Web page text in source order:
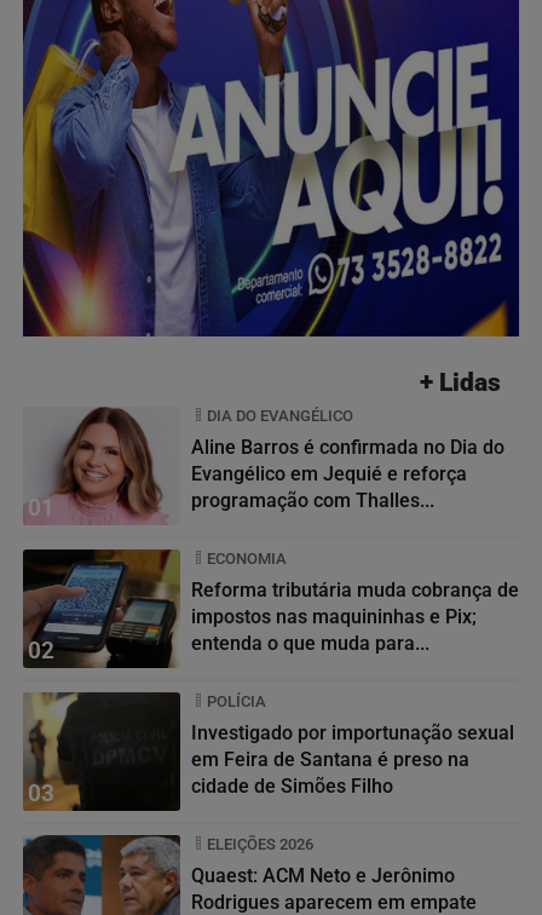
+ Lidas
01
DIA DO EVANGÉLICO
Aline Barros é confirmada no Dia do
Evangélico em Jequié e reforça
programação com Thalles...
02
ECONOMIA
Reforma tributária muda cobrança de
impostos nas maquininhas e Pix;
entenda o que muda para...
03
POLÍCIA
Investigado por importunação sexual
em Feira de Santana é preso na
cidade de Simões Filho
ELEIÇÕES 2026
Quaest: ACM Neto e Jerônimo
Rodrigues aparecem em empate